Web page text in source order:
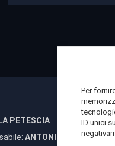
Per
ID unici
PETESCIA
ANTONIO DI LALLO